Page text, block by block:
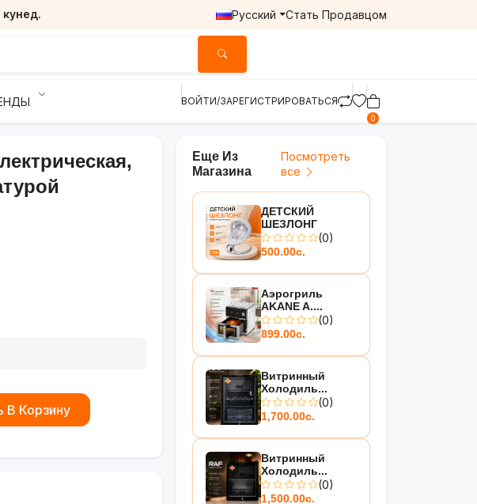
Русский Стать Продавцом
ВОЙТИ/ЗАРЕГИСТРИРОВАТЬСЯ
0
В Корзину
Еще Из
Магазина
Посмотреть
все
ДЕТСКИЙ
ШЕЗЛОНГ
(0)
500.00с.
Аэрогриль
AKANE A....
(0)
899.00с.
Витринный
Холодиль...
(0)
1,700.00с.
Витринный
Холодиль...
(0)
1,500.00с.